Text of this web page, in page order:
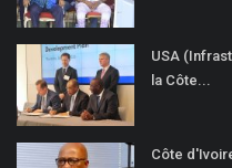
USA
la Côte...
Côte